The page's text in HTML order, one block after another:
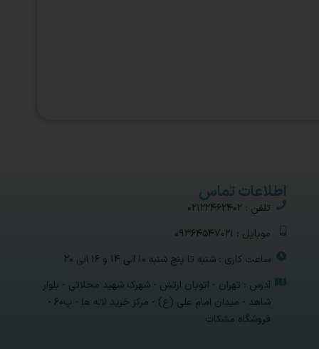
اطلاعات تماس
تلفن : 02122462402
موبایل : 09364547021
ساعت کاری : شنبه تا پنج شنبه 10 الی 14 و 16 الی 20
آدرس : تهران - اتوبان ارتش - شهرک شهید محلاتی - بلوار
شاهد - میدان امام علی (ع) - مرکز خرید لاله ها - پ۶۰ -
فروشگاه مشکات